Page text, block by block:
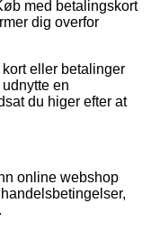
med betalingskort
dig overfor
eller betalinger
en
du higer efter at
online webshop